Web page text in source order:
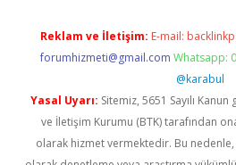
Reklam ve İletişim: E-mail:
forumhizmeti@gmail.com Whatsapp:
@karabul
Yasal Uyarı: Sitemiz, 5651 Sayılı
ve İletişim Kurumu (BTK) tarafından
olarak hizmet vermektedir. Bu